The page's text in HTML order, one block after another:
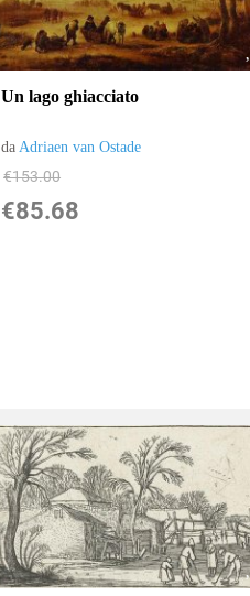
Un lago ghiacciato
daAdriaen van Ostade
€153.00
€85.68